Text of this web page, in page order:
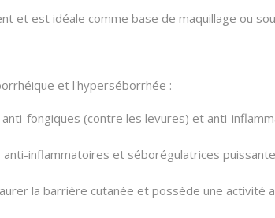
et est idéale comme base de maquillage ou
et l'hyperséborrhée :
fongiques (contre les levures) et anti-
anti-inflammatoires et séborégulatrices
la barrière cutanée et possède une activité